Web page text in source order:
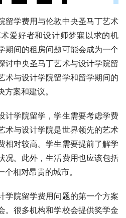
留学费用与伦敦中央圣马丁艺术
爱好者和设计师梦寐以求的机
期间的租房问题可能会成为一个
讨中央圣马丁艺术与设计学院留
术与设计学院留学和留学期间的
案和建议。
计学院留学，学生需要考虑学费
术与设计学院是世界领先的艺术
相对较高。学生需要提前了解学
况。此外，生活费用也应该包括
相对昂贵的城市。
学院留学费用问题的第一个方案
。很多机构和学校会提供奖学金